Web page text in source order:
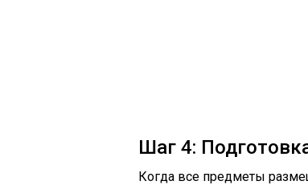
Шаг 4:
Когда все предметы